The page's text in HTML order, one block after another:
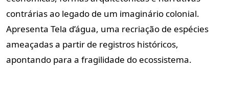
contrárias ao legado de um imaginário colonial.
Apresenta Tela d’água, uma recriação de espécies
ameaçadas a partir de registros históricos,
apontando para a fragilidade do ecossistema.